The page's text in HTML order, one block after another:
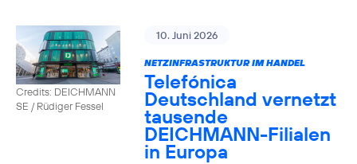
Credits: DEICHMANN
SE / Rüdiger Fessel
10. Juni 2026
NETZINFRASTRUKTUR IM HANDEL
Telefónica
Deutschland vernetzt
tausende
DEICHMANN-Filialen
in Europa